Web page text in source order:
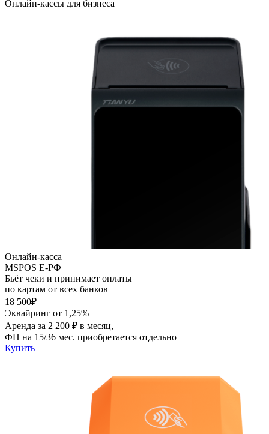
Онлайн-кассы для бизнеса
Онлайн-касса
MSPOS E-PФ
Бьёт чеки и принимает оплаты
по картам от всех банков
18 500₽
Эквайринг от 1,25%
Аренда за 2 200 ₽ в месяц,
ФН на 15/36 мес. приобретается отдельно
Купить